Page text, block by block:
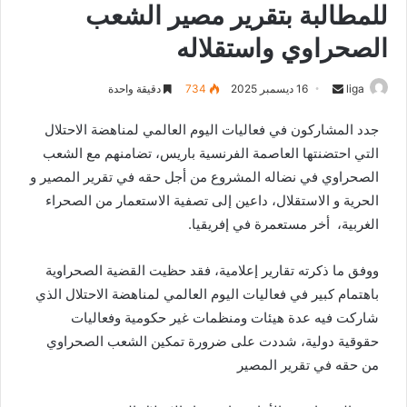
للمطالبة بتقرير مصير الشعب
الصحراوي واستقلاله
liga
n
d
a
n
e
16 ديسمبر 2025 734 دقيقة واحدة
جدد المشاركون في فعاليات اليوم العالمي لمناهضة الاحتلال
التي احتضنتها العاصمة الفرنسية باريس، تضامنهم مع الشعب
الصحراوي في نضاله المشروع من أجل حقه في تقرير المصير و
الحرية و الاستقلال، داعين إلى تصفية الاستعمار من الصحراء
الغربية، أخر مستعمرة في إفريقيا.
ووفق ما ذكرته تقارير إعلامية، فقد حظيت القضية الصحراوية
باهتمام كبير في فعاليات اليوم العالمي لمناهضة الاحتلال الذي
شاركت فيه عدة هيئات ومنظمات غير حكومية وفعاليات
حقوقية دولية، شددت على ضرورة تمكين الشعب الصحراوي
من حقه في تقرير المصير